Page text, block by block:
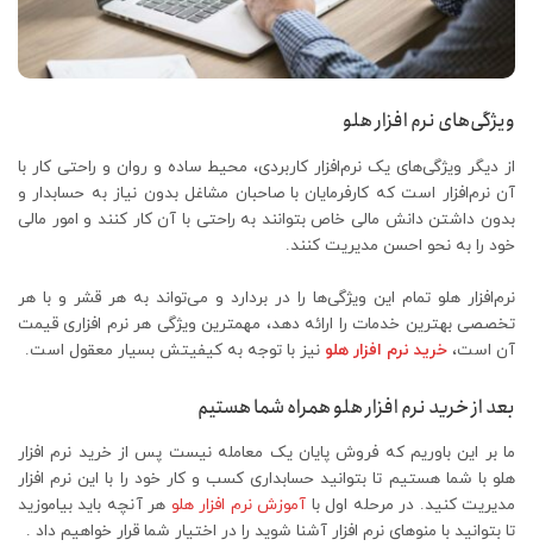
ویژگی‌های نرم افزار هلو
از دیگر ویژگی‌های یک نرم‌افزار کاربردی، محیط ساده و روان و راحتی کار با
آن نرم‌افزار است که کارفرمایان با صاحبان مشاغل بدون نیاز به حسابدار و
بدون داشتن دانش مالی خاص بتوانند به راحتی با آن کار کنند و امور مالی
خود را به نحو احسن مدیریت کنند.
نرم‌افزار هلو تمام این ویژگی‌ها را در بردارد و می‌تواند به هر قشر و با هر
تخصصی بهترین خدمات را ارائه دهد، مهمترین ویژگی هر نرم ‌افزاری قیمت
آن است، خرید نرم افزار هلو نیز با توجه به کیفیتش بسیار معقول است.
بعد از خرید نرم افزار هلو همراه شما هستیم
ما بر این باوریم که فروش پایان یک معامله نیست پس از خرید نرم افزار
هلو با شما هستیم تا بتوانید حسابداری کسب و کار خود را با این نرم افزار
مدیریت کنید. در مرحله اول با آموزش نرم افزار هلو هر آنچه باید بیاموزید
تا بتوانید با منوهای نرم افزار آشنا شوید را در اختیار شما قرار خواهیم داد .